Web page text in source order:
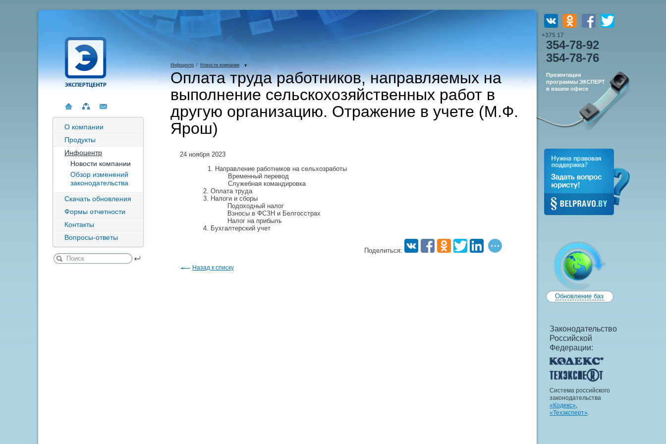
+375 17
354-78-92
354-78-76
Презентация
программы ЭКСПЕРТ
в вашем офисе
Обновление баз
Законодательство
Российской
Федерации:
Система российского
законодательства
«Кодекс»,
«Техэксперт».
О компании
Продукты
Инфоцентр
Новости компании
Обзор изменений
законодательства
Скачать обновления
Формы отчетности
Контакты
Вопросы-ответы
Инфоцентр / Новости компании
Оплата труда работников, направляемых на
выполнение сельскохозяйственных работ в
другую организацию. Отражение в учете (М.Ф.
Ярош)
24 ноября 2023
1. Направление работников на сельхозработы
Временный перевод
Служебная командировка
2. Оплата труда
3. Налоги и сборы
Подоходный налог
Взносы в ФСЗН и Белгосстрах
Налог на прибыль
4. Бухгалтерский учет
Поделиться:
Назад к списку